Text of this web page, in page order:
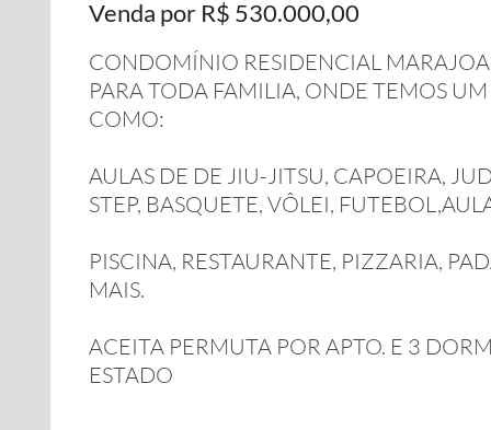
Venda por R$ 530.000,00
CONDOMÍNIO RESIDENCIAL
PARA TODA FAMILIA, ONDE TEMOS
COMO:
AULAS DE DE JIU-JITSU, CAPOEIRA,
STEP, BASQUETE, VÔLEI,
PISCINA, RESTAURANTE, PIZZARIA,
MAIS.
ACEITA PERMUTA POR APTO. E 3
ESTADO